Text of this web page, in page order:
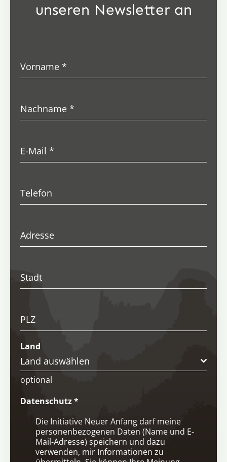
unseren Newsletter an
Vorname*
Nachname*
E-Mail*
Telefon
Adresse
Stadt
PLZ
Land
Land auswählen
optional
Datenschutz*
Die Initiative Neuer Anfang darf meine
personenbezogenen Daten (Name und E-
Mail-Adresse) speichern und dazu
verwenden, mir Informationen zu